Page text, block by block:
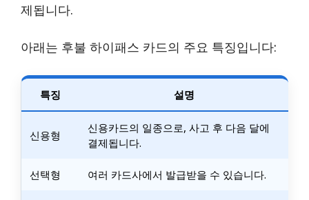
제됩니다.
아래는 후불 하이패스 카드의 주요 특징입니다:
특징 설명
신용형
신용카드의 일종으로, 사고 후 다음 달에
결제됩니다.
선택형 여러 카드사에서 발급받을 수 있습니다.